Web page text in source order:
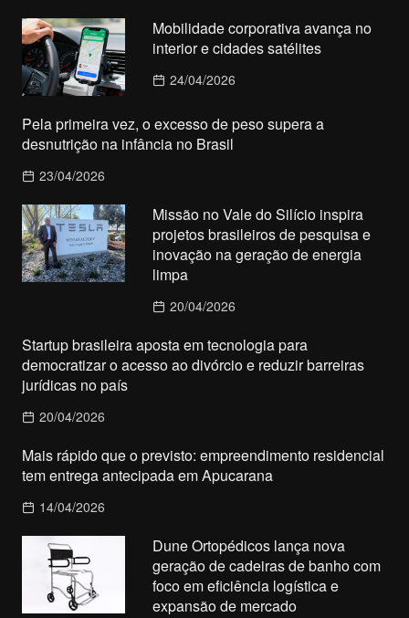
Mobilidade corporativa avança no
interior e cidades satélites
24/04/2026
Pela primeira vez, o excesso de peso supera a
desnutrição na infância no Brasil
23/04/2026
Missão no Vale do Silício inspira
projetos brasileiros de pesquisa e
inovação na geração de energia
limpa
20/04/2026
Startup brasileira aposta em tecnologia para
democratizar o acesso ao divórcio e reduzir barreiras
jurídicas no país
20/04/2026
Mais rápido que o previsto: empreendimento residencial
tem entrega antecipada em Apucarana
14/04/2026
Dune Ortopédicos lança nova
geração de cadeiras de banho com
foco em eficiência logística e
expansão de mercado